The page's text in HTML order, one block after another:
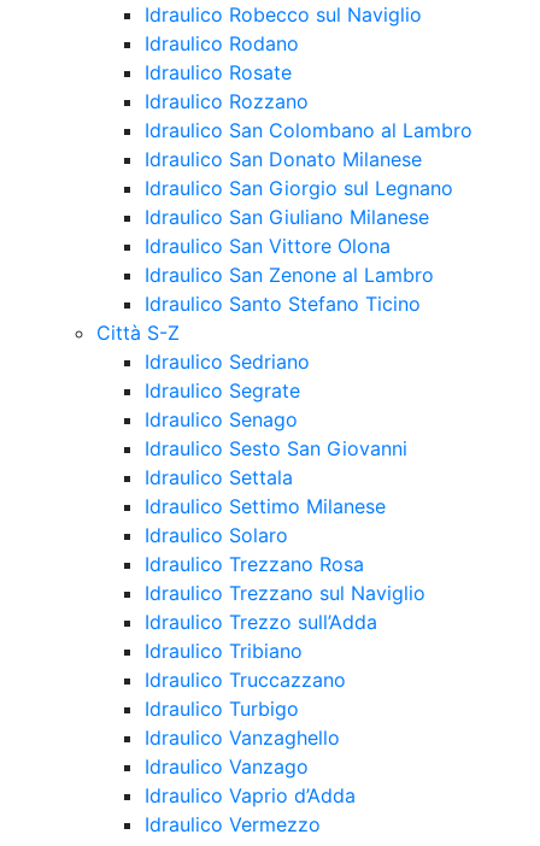
Idraulico Robecco sul Naviglio
Idraulico Rodano
Idraulico Rosate
Idraulico Rozzano
Idraulico San Colombano al Lambro
Idraulico San Donato Milanese
Idraulico San Giorgio sul Legnano
Idraulico San Giuliano Milanese
Idraulico San Vittore Olona
Idraulico San Zenone al Lambro
Idraulico Santo Stefano Ticino
Città S-Z
Idraulico Sedriano
Idraulico Segrate
Idraulico Senago
Idraulico Sesto San Giovanni
Idraulico Settala
Idraulico Settimo Milanese
Idraulico Solaro
Idraulico Trezzano Rosa
Idraulico Trezzano sul Naviglio
Idraulico Trezzo sull’Adda
Idraulico Tribiano
Idraulico Truccazzano
Idraulico Turbigo
Idraulico Vanzaghello
Idraulico Vanzago
Idraulico Vaprio d’Adda
Idraulico Vermezzo